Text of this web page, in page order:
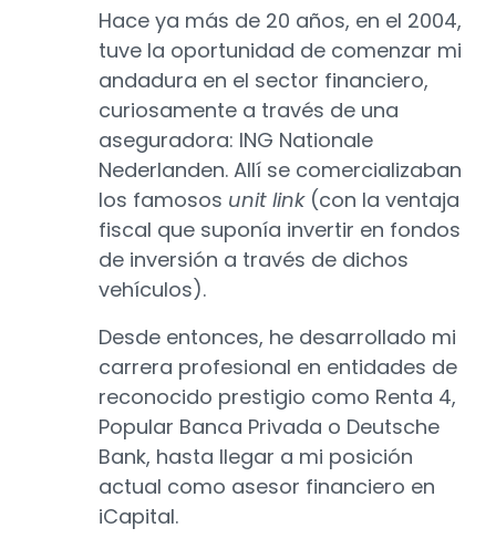
Hace ya más de 20 años, en el 2004,
tuve la oportunidad de comenzar mi
andadura en el sector financiero,
curiosamente a través de una
aseguradora: ING Nationale
Nederlanden. Allí se comercializaban
los famosos unit link(con la ventaja
fiscal que suponía invertir en fondos
de inversión a través de dichos
vehículos).
Desde entonces, he desarrollado mi
carrera profesional en entidades de
reconocido prestigio como Renta 4,
Popular Banca Privada o Deutsche
Bank, hasta llegar a mi posición
actual como asesor financiero en
iCapital.